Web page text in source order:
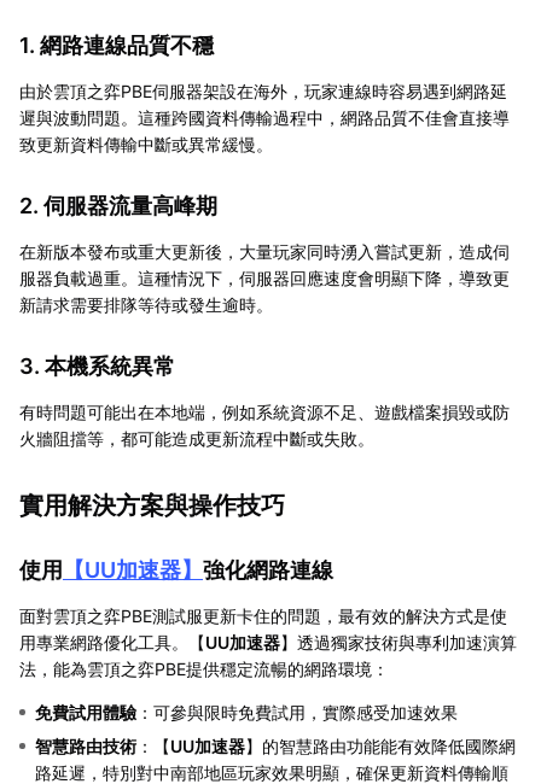
1. 網路連線品質不穩
由於雲頂之弈PBE伺服器架設在海外，玩家連線時容易遇到網路延
遲與波動問題。這種跨國資料傳輸過程中，網路品質不佳會直接導
致更新資料傳輸中斷或異常緩慢。
2. 伺服器流量高峰期
在新版本發布或重大更新後，大量玩家同時湧入嘗試更新，造成伺
服器負載過重。這種情況下，伺服器回應速度會明顯下降，導致更
新請求需要排隊等待或發生逾時。
3. 本機系統異常
有時問題可能出在本地端，例如系統資源不足、遊戲檔案損毀或防
火牆阻擋等，都可能造成更新流程中斷或失敗。
實用解決方案與操作技巧
使用 【UU加速器】 強化網路連線
面對雲頂之弈PBE測試服更新卡住的問題，最有效的解決方式是使
用專業網路優化工具。【UU加速器】透過獨家技術與專利加速演算
法，能為雲頂之弈PBE提供穩定流暢的網路環境：
免費試用體驗 ：可參與限時免費試用，實際感受加速效果
智慧路由技術 ：【UU加速器】的智慧路由功能能有效降低國際網
路延遲，特別對中南部地區玩家效果明顯，確保更新資料傳輸順